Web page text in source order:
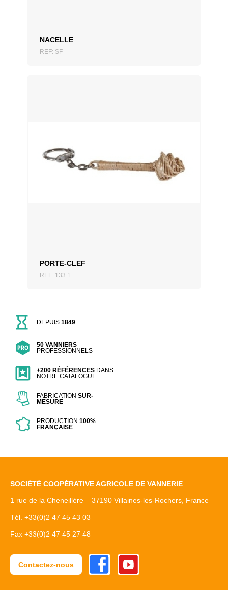
NACELLE
REF: SF
PORTE-CLEF
REF: 133.1
DEPUIS1849
50 VANNIERS
PROFESSIONNELS
+200 RÉFÉRENCES DANS
NOTRE CATALOGUE
FABRICATIONSUR-
MESURE
PRODUCTION100%
FRANÇAISE
SOCIÉTÉ COOPÉRATIVE AGRICOLE DE VANNERIE
1 rue de la Cheneillère – 37190 Villaines-les-Rochers, France
Tél. +33(0)2 47 45 43 03
Fax +33(0)2 47 45 27 48
Contactez-nous
FacebookYoutube